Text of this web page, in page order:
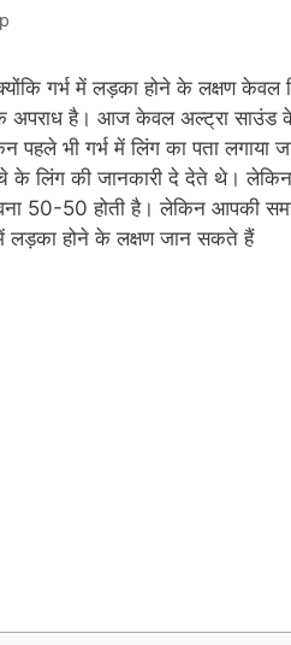
गर्भ में लड़का होने के लक्षण केवल
अपराध है। आज केवल अल्‍ट्रा साउंड
पहले भी गर्भ में लिंग का पता लगाया
के लिंग की जानकारी दे देते थे।
50-50 होती है। लेकिन आपकी
में लड़का होने के लक्षण जान सकते हैं